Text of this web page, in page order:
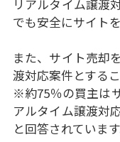
リアルタイム譲渡
でも安全にサイト
また、サイト売却
渡対応案件とする
※約75％の買主は
アルタイム譲渡対
と回答されています